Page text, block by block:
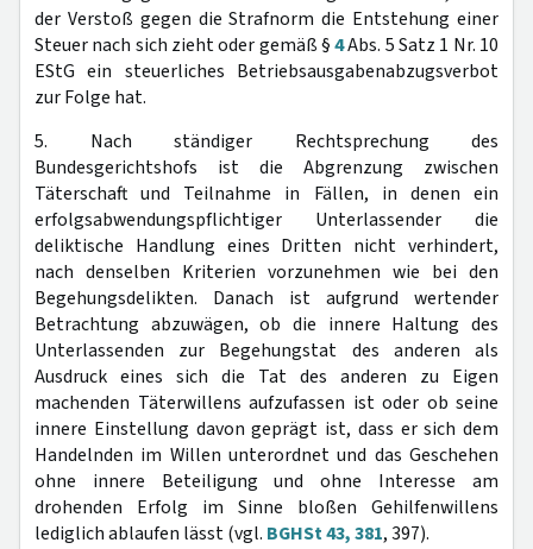
der Verstoß gegen die Strafnorm die Entstehung einer
Steuer nach sich zieht oder gemäß §4Abs. 5 Satz 1 Nr. 10
EStG ein steuerliches Betriebsausgabenabzugsverbot
zur Folge hat.
5. Nach ständiger Rechtsprechung des
Bundesgerichtshofs ist die Abgrenzung zwischen
Täterschaft und Teilnahme in Fällen, in denen ein
erfolgsabwendungspflichtiger Unterlassender die
deliktische Handlung eines Dritten nicht verhindert,
nach denselben Kriterien vorzunehmen wie bei den
Begehungsdelikten. Danach ist aufgrund wertender
Betrachtung abzuwägen, ob die innere Haltung des
Unterlassenden zur Begehungstat des anderen als
Ausdruck eines sich die Tat des anderen zu Eigen
machenden Täterwillens aufzufassen ist oder ob seine
innere Einstellung davon geprägt ist, dass er sich dem
Handelnden im Willen unterordnet und das Geschehen
ohne innere Beteiligung und ohne Interesse am
drohenden Erfolg im Sinne bloßen Gehilfenwillens
lediglich ablaufen lässt (vgl. BGHSt 43, 381, 397).